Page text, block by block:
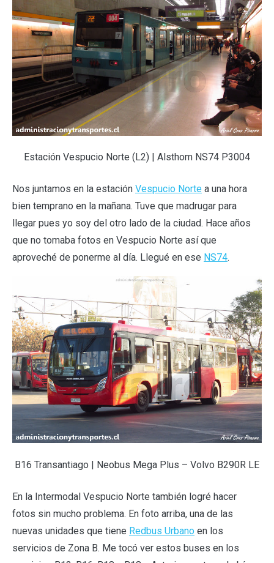
Estación Vespucio Norte (L2) | Alsthom NS74 P3004
Nos juntamos en la estación Vespucio Norte a una hora
bien temprano en la mañana. Tuve que madrugar para
llegar pues yo soy del otro lado de la ciudad. Hace años
que no tomaba fotos en Vespucio Norte así que
aproveché de ponerme al día. Llegué en ese NS74.
B16 Transantiago | Neobus Mega Plus – Volvo B290R LE
En la Intermodal Vespucio Norte también logré hacer
fotos sin mucho problema. En foto arriba, una de las
nuevas unidades que tiene Redbus Urbano en los
servicios de Zona B. Me tocó ver estos buses en los